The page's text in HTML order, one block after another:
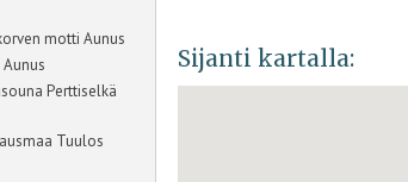
motti Aunus
Perttiselkä
Tuulos
Sijanti kartalla: